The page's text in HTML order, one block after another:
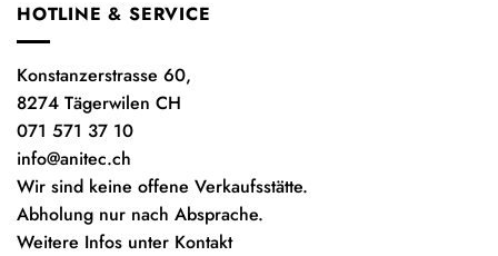
HOTLINE & SERVICE
Konstanzerstrasse 60,
8274 Tägerwilen CH
071 571 37 10
info@anitec.ch
Wir sind keine offene Verkaufsstätte.
Abholung nur nach Absprache.
Weitere Infos unter Kontakt